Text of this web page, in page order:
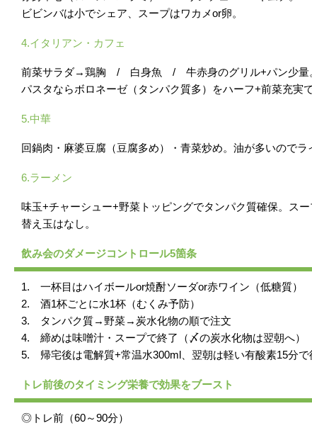
ビビンバは小でシェア、スープはワカメor卵。
4.イタリアン・カフェ
前菜サラダ→鶏胸 / 白身魚 / 牛赤身のグリル+パン少量
パスタならボロネーゼ（タンパク質多）をハーフ+前菜充実で
5.中華
回鍋肉・麻婆豆腐（豆腐多め）・青菜炒め。油が多いのでラ
6.ラーメン
味玉+チャーシュー+野菜トッピングでタンパク質確保。スー
替え玉はなし。
飲み会のダメージコントロール5箇条
1. 一杯目はハイボールor焼酎ソーダor赤ワイン（低糖質）
2. 酒1杯ごとに水1杯（むくみ予防）
3. タンパク質→野菜→炭水化物の順で注文
4. 締めは味噌汁・スープで終了（〆の炭水化物は翌朝へ）
5. 帰宅後は電解質+常温水300ml、翌朝は軽い有酸素15分で
トレ前後のタイミング栄養で効果をブースト
◎トレ前（60～90分）